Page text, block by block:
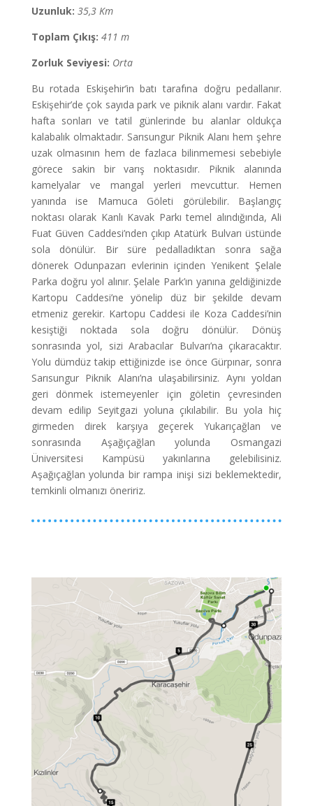
Uzunluk: 35,3 Km
Toplam Çıkış: 411 m
Zorluk Seviyesi: Orta
Bu rotada Eskişehir’in batı tarafına doğru pedallanır.
Eskişehir’de çok sayıda park ve piknik alanı vardır. Fakat
hafta sonları ve tatil günlerinde bu alanlar oldukça
kalabalık olmaktadır. Sarısungur Piknik Alanı hem şehre
uzak olmasının hem de fazlaca bilinmemesi sebebiyle
görece sakin bir varış noktasıdır. Piknik alanında
kamelyalar ve mangal yerleri mevcuttur. Hemen
yanında ise Mamuca Göleti görülebilir. Başlangıç
noktası olarak Kanlı Kavak Parkı temel alındığında, Ali
Fuat Güven Caddesi’nden çıkıp Atatürk Bulvarı üstünde
sola dönülür. Bir süre pedalladıktan sonra sağa
dönerek Odunpazarı evlerinin içinden Yenikent Şelale
Parka doğru yol alınır. Şelale Park’ın yanına geldiğinizde
Kartopu Caddesi’ne yönelip düz bir şekilde devam
etmeniz gerekir. Kartopu Caddesi ile Koza Caddesi’nin
kesiştiği noktada sola doğru dönülür. Dönüş
sonrasında yol, sizi Arabacılar Bulvarı’na çıkaracaktır.
Yolu dümdüz takip ettiğinizde ise önce Gürpınar, sonra
Sarısungur Piknik Alanı’na ulaşabilirsiniz. Aynı yoldan
geri dönmek istemeyenler için göletin çevresinden
devam edilip Seyitgazi yoluna çıkılabilir. Bu yola hiç
girmeden direk karşıya geçerek Yukarıçağlan ve
sonrasında Aşağıçağlan yolunda Osmangazi
Üniversitesi Kampüsü yakınlarına gelebilisiniz.
Aşağıçağlan yolunda bir rampa inişi sizi beklemektedir,
temkinli olmanızı öneririz.